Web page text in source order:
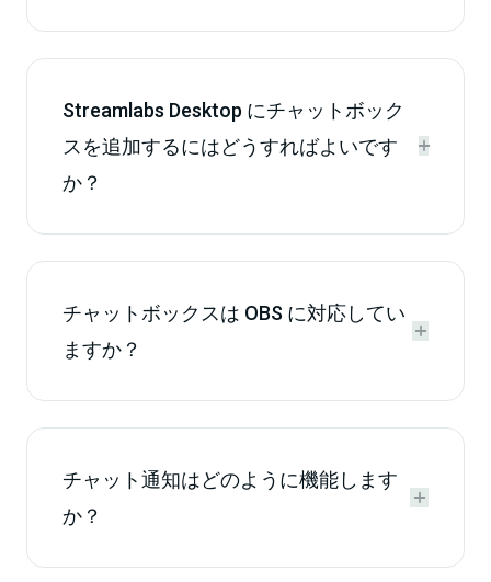
Streamlabs Desktop にチャットボック
スを追加するにはどうすればよいです
か？


チャットボックスは OBS に対応してい
ますか？


チャット通知はどのように機能します
か？

